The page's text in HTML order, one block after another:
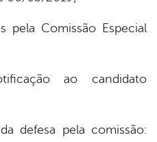
pela Comissão Especial
ao candidato
defesa pela comissão: